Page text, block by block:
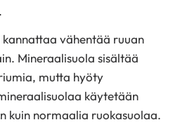
vähentää ruuan
Mineraalisuola sisältää
mutta hyöty
käytetään
kuin normaalia ruokasuolaa.